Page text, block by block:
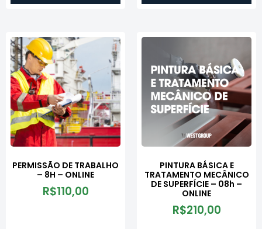
PERMISSÃO DE TRABALHO
– 8H – ONLINE
R$110,00
PINTURA BÁSICA E
TRATAMENTO MECÂNICO
DE SUPERFÍCIE – 08h –
ONLINE
R$210,00